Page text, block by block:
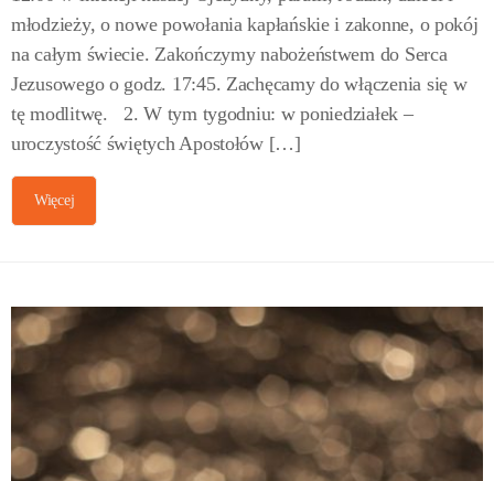
młodzieży, o nowe powołania kapłańskie i zakonne, o pokój
na całym świecie. Zakończymy nabożeństwem do Serca
Jezusowego o godz. 17:45. Zachęcamy do włączenia się w
tę modlitwę. 2. W tym tygodniu: w poniedziałek –
uroczystość świętych Apostołów […]
Więcej